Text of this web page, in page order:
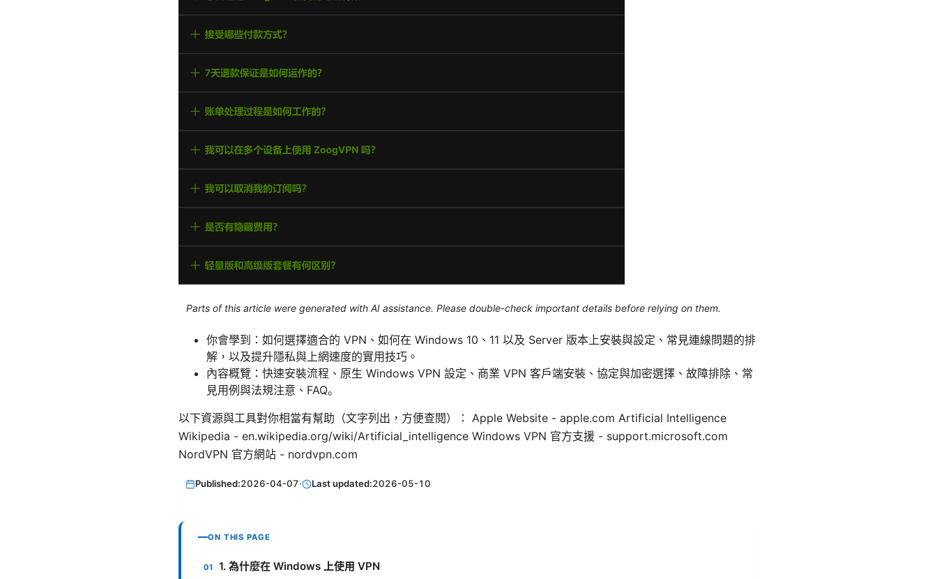
Parts of this article were generated with AI assistance. Please double-check important details before relying on them.
你會學到：如何選擇適合的 VPN、如何在 Windows 10、11 以及 Server 版本上安裝與設定、常見連線問題的排
解，以及提升隱私與上網速度的實用技巧。
內容概覽：快速安裝流程、原生 Windows VPN 設定、商業 VPN 客戶端安裝、協定與加密選擇、故障排除、常
見用例與法規注意、FAQ。
以下資源與工具對你相當有幫助（文字列出，方便查閱）： Apple Website - apple.com Artificial Intelligence
Wikipedia - en.wikipedia.org/wiki/Artificial_intelligence Windows VPN 官方支援 - support.microsoft.com
NordVPN 官方網站 - nordvpn.com
Published:2026-04-07· Last updated:2026-05-10
ON THIS PAGE
1. 為什麼在 Windows 上使用 VPN